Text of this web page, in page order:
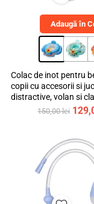
Adaugă în
Colac de inot pentru
copii cu accesorii si
distractive, volan si
bebeLOGIC™
150,00lei
fost: